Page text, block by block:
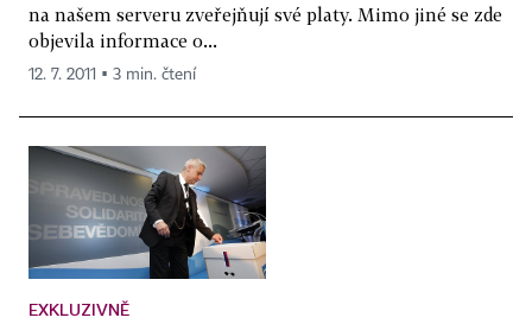
na našem serveru zveřejňují své platy. Mimo jiné se zde
objevila informace o...
12. 7. 2011 ▪ 3 min. čtení
EXKLUZIVNĚ